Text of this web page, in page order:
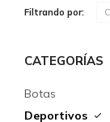
Filtrando por:
CATEGORÍAS
Botas
Deportivos